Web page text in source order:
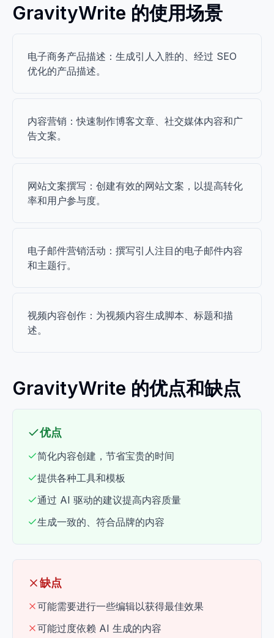
GravityWrite 的使用场景
电子商务产品描述：生成引人入胜的、经过 SEO
优化的产品描述。
内容营销：快速制作博客文章、社交媒体内容和广
告文案。
网站文案撰写：创建有效的网站文案，以提高转化
率和用户参与度。
电子邮件营销活动：撰写引人注目的电子邮件内容
和主题行。
视频内容创作：为视频内容生成脚本、标题和描
述。
GravityWrite 的优点和缺点
优点
简化内容创建，节省宝贵的时间
提供各种工具和模板
通过 AI 驱动的建议提高内容质量
生成一致的、符合品牌的内容
缺点
可能需要进行一些编辑以获得最佳效果
可能过度依赖 AI 生成的内容